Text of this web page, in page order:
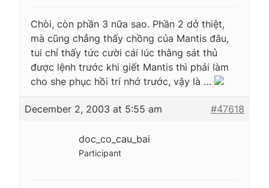
Chòi, còn phần 3 nữa sao. Phần 2 dở thiệt,
mà cũng chẳng thấy chồng của Mantis đâu,
tui chỉ thấy tức cười cái lúc thằng sát thủ
được lệnh trước khi giết Mantis thì phải làm
cho she phục hồi trí nhớ trước, vậy là …
December 2, 2003 at 5:55 am #47618
doc_co_cau_bai
Participant